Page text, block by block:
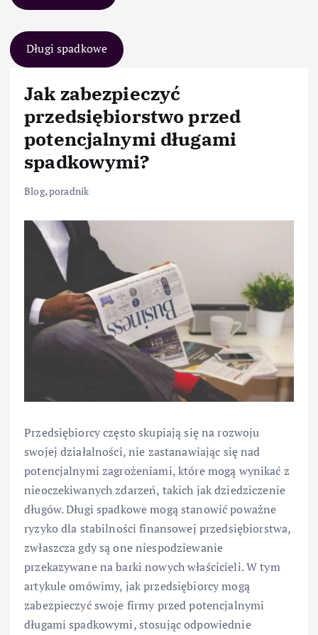
Długi spadkowe
Jak zabezpieczyć
przedsiębiorstwo przed
potencjalnymi długami
spadkowymi?
Blog,poradnik
Przedsiębiorcy często skupiają się na rozwoju
swojej działalności, nie zastanawiając się nad
potencjalnymi zagrożeniami, które mogą wynikać z
nieoczekiwanych zdarzeń, takich jak dziedziczenie
długów. Długi spadkowe mogą stanowić poważne
ryzyko dla stabilności finansowej przedsiębiorstwa,
zwłaszcza gdy są one niespodziewanie
przekazywane na barki nowych właścicieli. W tym
artykule omówimy, jak przedsiębiorcy mogą
zabezpieczyć swoje firmy przed potencjalnymi
długami spadkowymi, stosując odpowiednie